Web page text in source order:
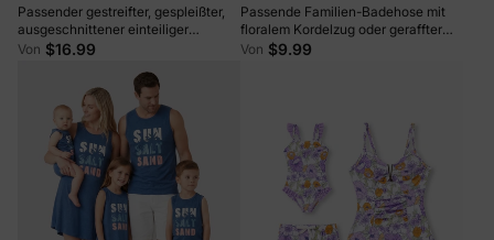
Passender gestreifter, gespleißter,
ausgeschnittener einteiliger
Badeanzug und Colorblock-
Von $16.99
Passende Familien-Badehose mit
floralem Kordelzug oder geraffter
Shell-Edge-Bikini mit optionalem
Von $9.99